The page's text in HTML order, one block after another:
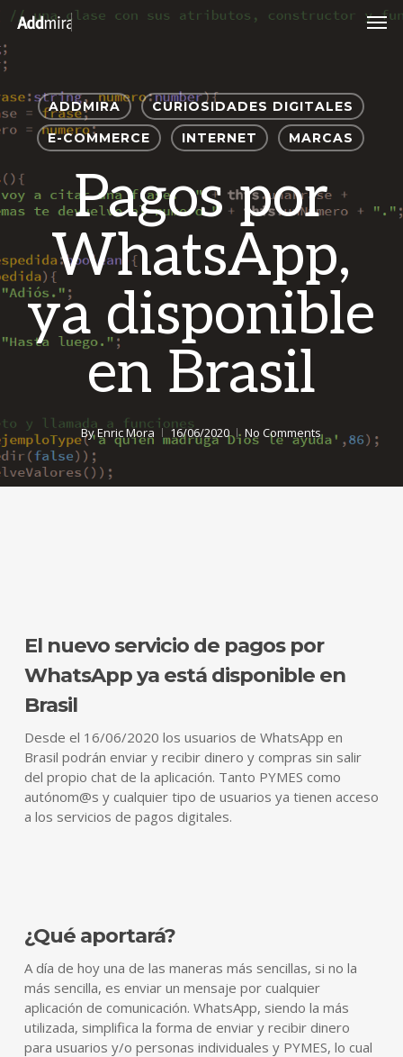
Skip
main
content
ADDMIRA
CURIOSIDADES DIGITALES
E-COMMERCE
INTERNET MARCAS
Pagos por
WhatsApp,
ya disponible
en Brasil
ByEnric Mora 16/06/2020 No Comments
El nuevo servicio de pagos por
WhatsApp ya está disponible en
Brasil
Desde el 16/06/2020 los usuarios de WhatsApp en
Brasil podrán enviar y recibir dinero y compras sin salir
del propio chat de la aplicación. Tanto PYMES como
autónom@s y cualquier tipo de usuarios ya tienen acceso
a los servicios de pagos digitales.
¿Qué aportará?
A día de hoy una de las maneras más sencillas, si no la
más sencilla, es enviar un mensaje por cualquier
aplicación de comunicación. WhatsApp, siendo la más
utilizada, simplifica la forma de enviar y recibir dinero
para usuarios y/o personas individuales y PYMES, lo cual